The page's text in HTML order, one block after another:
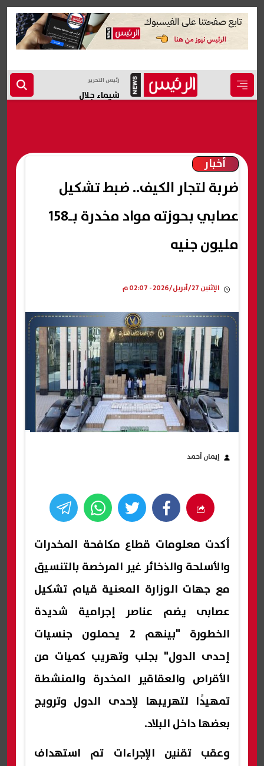
رئيس التحرير
شيماء جلال
أخبار
ضربة لتجار الكيف.. ضبط تشكيل
عصابي بحوزته مواد مخدرة بـ158
مليون جنيه
الإثنين 27/أبريل/2026 - 02:07 م
إيمان أحمد
أكدت معلومات قطاع مكافحة المخدرات
والأسلحة والذخائر غير المرخصة بالتنسيق
مع جهات الوزارة المعنية قيام تشكيل
عصابى يضم عناصر إجرامية شديدة
الخطورة "بينهم 2 يحملون جنسيات
إحدى الدول" بجلب وتهريب كميات من
الأقراص والعقاقير المخدرة والمنشطة
تمهيدًا لتهريبها لإحدى الدول وترويج
بعضها داخل البلاد.
وعقب تقنين الإجراءات تم استهداف